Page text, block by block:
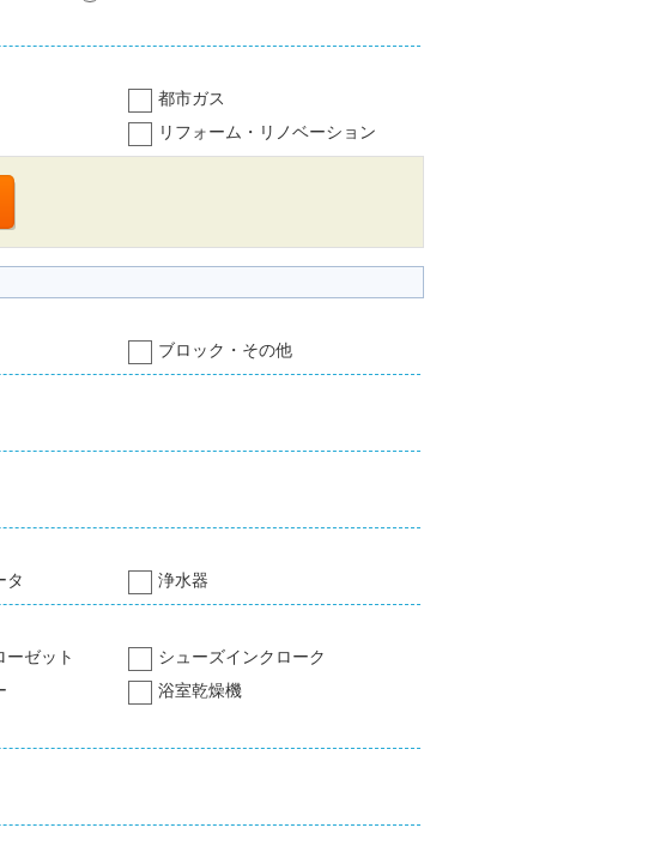
都市ガス
リフォーム・リノベーション
ブロック・その他
タ 浄水器
ーゼット
シューズインクローク
浴室乾燥機